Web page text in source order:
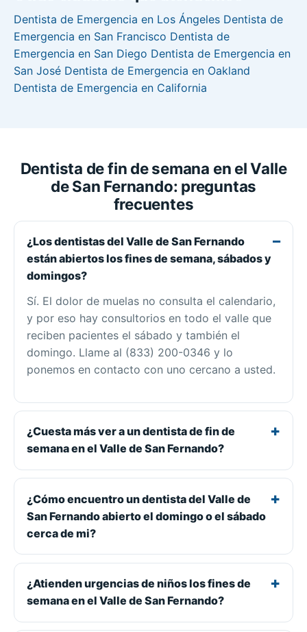
Dentista de Emergencia en Los Ángeles Dentista de
Emergencia en San Francisco Dentista de
Emergencia en San Diego Dentista de Emergencia en
San José Dentista de Emergencia en Oakland
Dentista de Emergencia en California
Dentista de fin de semana en el Valle
de San Fernando: preguntas
frecuentes
¿Los dentistas del Valle de San Fernando
están abiertos los fines de semana, sábados y
domingos?
Sí. El dolor de muelas no consulta el calendario,
y por eso hay consultorios en todo el valle que
reciben pacientes el sábado y también el
domingo. Llame al (833) 200-0346 y lo
ponemos en contacto con uno cercano a usted.
¿Cuesta más ver a un dentista de fin de
semana en el Valle de San Fernando?
¿Cómo encuentro un dentista del Valle de
San Fernando abierto el domingo o el sábado
cerca de mi?
¿Atienden urgencias de niños los fines de
semana en el Valle de San Fernando?